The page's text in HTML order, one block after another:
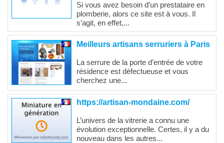
Si vous avez besoin d’un prestataire en
plomberie, alors ce site est à vous. Il
s’agit, en effet,...
Meilleurs artisans serruriers à Paris
La serrure de la porte d’entrée de votre
résidence est défectueuse et vous
cherchez une...
https://artisan-mondaine.com/
L’univers de la vitrerie a connu une
évolution exceptionnelle. Certes, il y a du
nouveau dans les autres...